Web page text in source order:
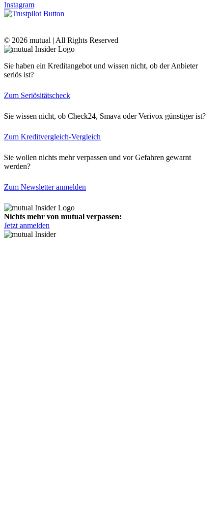
Instagram
© 2026 mutual | All Rights Reserved
Sie haben ein Kreditangebot und wissen nicht, ob der Anbieter
seriös ist?
Zum Seriösitätscheck
Sie wissen nicht, ob Check24, Smava oder Verivox günstiger ist?
Zum Kreditvergleich-Vergleich
Sie wollen nichts mehr verpassen und vor Gefahren gewarnt
werden?
Zum Newsletter anmelden
Nichts mehr von mutual verpassen:
Jetzt anmelden